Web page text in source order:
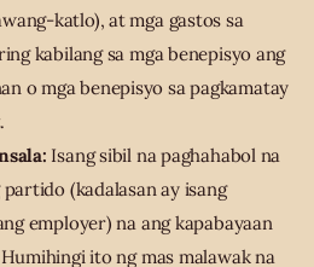
katlo), at mga gastos sa
kabilang sa mga benepisyo ang
o mga benepisyo sa pagkamatay
Isang sibil na paghahabol na
(kadalasan ay isang
employer) na ang kapabayaan
ito ng mas malawak na